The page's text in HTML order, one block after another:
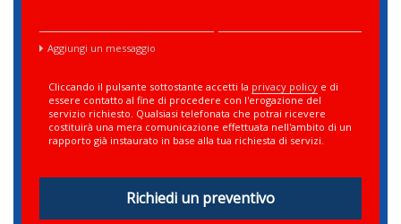
Aggiungi un messaggio
Cliccando il pulsante sottostante accetti la privacy policy e di
essere contatto al fine di procedere con l'erogazione del
servizio richiesto. Qualsiasi telefonata che potrai ricevere
costituirà una mera comunicazione effettuata nell'ambito di un
rapporto già instaurato in base alla tua richiesta di servizi.
Richiedi un preventivo